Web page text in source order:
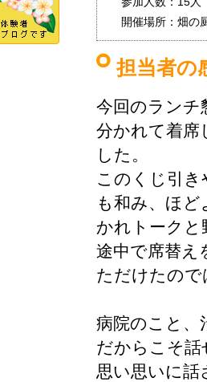
開催場所：畑
担当者の
今回のランチ
分かれて着席
した。
このくじ引
も和み、ほ
かれトークと
途中で席替え
ただけたの
病院のこと、
だからこそ
思い思いに話